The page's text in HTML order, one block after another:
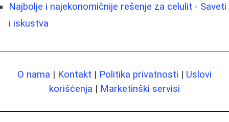
Najbolje i najekonomičnije rešenje za celulit - Saveti
i iskustva
O nama | Kontakt | Politika privatnosti | Uslovi
korišćenja | Marketinški servisi